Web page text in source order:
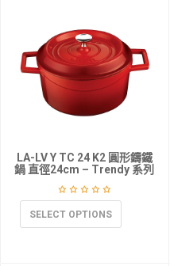
LA-LV Y TC 24 K2 圓形鑄鐵
鍋 直徑24cm – Trendy 系列
SELECT OPTIONS